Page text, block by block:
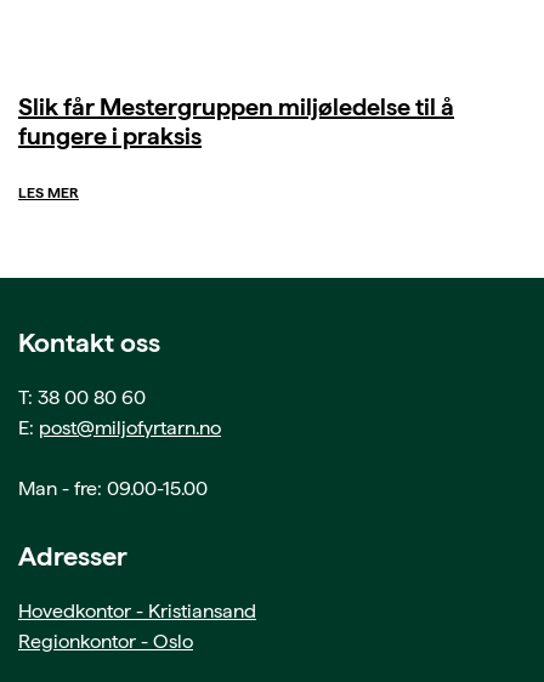
Slik får Mestergruppen miljøledelse til å
fungere i praksis
LES MER
Kontakt oss
T: 38 00 80 60
E: post@miljofyrtarn.no
Man - fre: 09.00-15.00
Adresser
Hovedkontor - Kristiansand
Regionkontor - Oslo